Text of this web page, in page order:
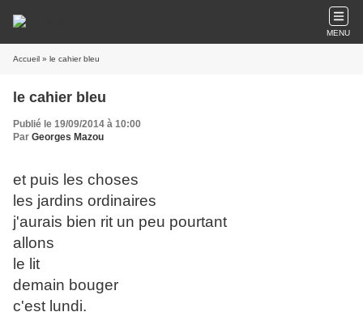
MENU
Accueil » le cahier bleu
le cahier bleu
Publié le 19/09/2014 à 10:00
Par Georges Mazou
et puis les choses
les jardins ordinaires
j'aurais bien rit un peu pourtant
allons
le lit
demain bouger
c'est lundi.